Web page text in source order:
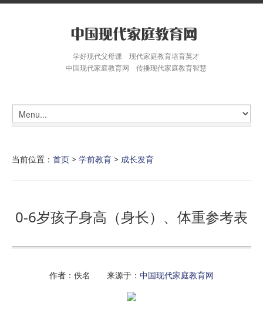
学好现代父母课 现代家庭教育培育英才
中国现代家庭教育网 传播现代家庭教育智慧
当前位置： 首页 > 学前教育 > 成长发育
0-6岁孩子身高（身长）、体重参考表
作者：佚名 来源于： 中国现代家庭教育网